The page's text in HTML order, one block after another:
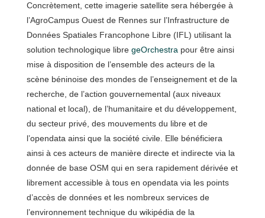
Concrètement, cette imagerie satellite sera hébergée à
l’AgroCampus Ouest de Rennes sur l’Infrastructure de
Données Spatiales Francophone Libre (IFL) utilisant la
solution technologique libre geOrchestrapour être ainsi
mise à disposition de l’ensemble des acteurs de la
scène béninoise des mondes de l’enseignement et de la
recherche, de l’action gouvernemental (aux niveaux
national et local), de l’humanitaire et du développement,
du secteur privé, des mouvements du libre et de
l’opendata ainsi que la société civile. Elle bénéficiera
ainsi à ces acteurs de manière directe et indirecte via la
donnée de base OSM qui en sera rapidement dérivée et
librement accessible à tous en opendata via les points
d’accès de données et les nombreux services de
l’environnement technique du wikipédia de la